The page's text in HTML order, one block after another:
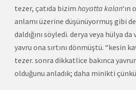
tezer, çatıda bizim hayatta kalan‘ın
anlamı üzerine düşünüyormuş gibi
daldığını söyledi. derya veya hülya da
yavru ona sırtını dönmüştü. “kesin
tezer. sonra dikkatlice bakınca
olduğunu anladık; daha minikti